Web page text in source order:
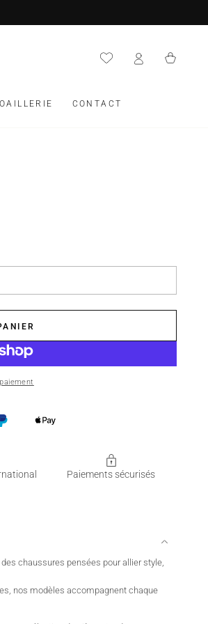
CONTACT
Panier
Paiements sécurisés
chaussures pensées pour allier style,
nos modèles accompagnent chaque